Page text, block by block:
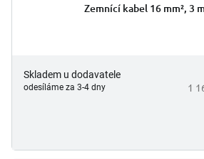
Zemnící kabel 16 mm², 3
Skladem u dodavatele
odesíláme za 3-4 dny 1